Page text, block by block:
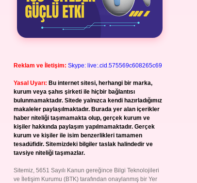
Reklam ve İletişim: Skype: live:.cid.575569c608265c69
Yasal Uyarı: Bu internet sitesi, herhangi bir marka,
kurum veya şahıs şirketi ile hiçbir bağlantısı
bulunmamaktadır. Sitede yalnızca kendi hazırladığımız
makaleler paylaşılmaktadır. Burada yer alan içerikler
haber niteliği taşımamakta olup, gerçek kurum ve
kişiler hakkında paylaşım yapılmamaktadır. Gerçek
kurum ve kişiler ile isim benzerlikleri tamamen
tesadüfidir. Sitemizdeki bilgiler taslak halindedir ve
tavsiye niteliği taşımazlar.
Sitemiz, 5651 Sayılı Kanun gereğince Bilgi Teknolojileri
ve İletişim Kurumu (BTK) tarafından onaylanmış bir Yer